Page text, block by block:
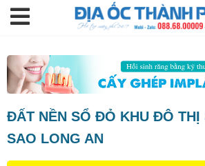
ĐẤT NỀN SỔ ĐỎ KHU ĐÔ THỊ
SAO LONG AN